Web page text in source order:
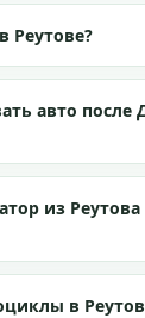
Реутове?
авто после
из
в